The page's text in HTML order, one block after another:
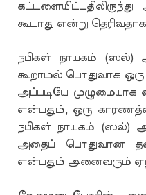
கூடாது என்று
நபிகள் நாயகம்
கூறாமல் பொதுவாக
அப்படியே
என்பதும், ஒரு
நபிகள் நாயகம் (ஸல்)
அதைப் பொதுவான
என்பதும் அனைவரும்